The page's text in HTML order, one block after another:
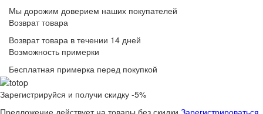
Мы дорожим доверием наших покупателей
Возврат товара
Возврат товара в течении 14 дней
Возможность примерки
Бесплатная примерка перед покупкой
Зарегистрируйся и получи скидку -5%
Предложение действует на товары без скидки Зарегистрироваться